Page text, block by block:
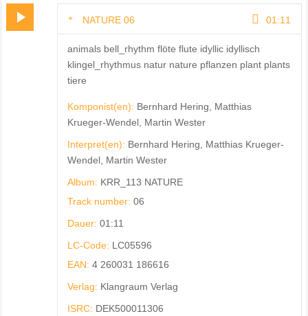
NATURE 06 01:11
animals bell_rhythm flöte flute idyllic idyllisch
klingel_rhythmus natur nature pflanzen plant plants
tiere
Komponist(en): Bernhard Hering, Matthias
Krueger-Wendel, Martin Wester
Interpret(en): Bernhard Hering, Matthias Krueger-
Wendel, Martin Wester
Album: KRR_113 NATURE
Track number: 06
Dauer: 01:11
LC-Code: LC05596
EAN: 4 260031 186616
Verlag: Klangraum Verlag
ISRC: DEK500011306